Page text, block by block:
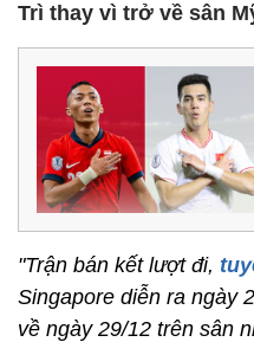
Trì thay vì trở về sân
"Trận bán kết lượt đi,
Singapore diễn ra ngày
về ngày 29/12 trên sân